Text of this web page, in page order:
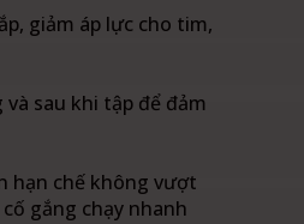
giảm áp lực cho tim,
sau khi tập để đảm
hạn chế không vượt
gắng chạy nhanh